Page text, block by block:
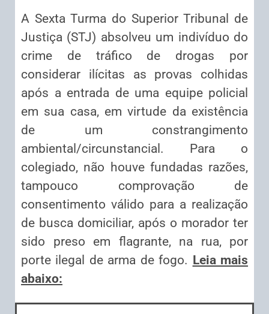
​A Sexta Turma do Superior Tribunal de
Justiça (STJ) absolveu um indivíduo do
crime de tráfico de drogas por
considerar ilícitas as provas colhidas
após a entrada de uma equipe policial
em sua casa, em virtude da existência
de um constrangimento
ambiental/circunstancial. Para o
colegiado, não houve fundadas razões,
tampouco comprovação de
consentimento válido para a realização
de busca domiciliar, após o morador ter
sido preso em flagrante, na rua, por
porte ilegal de arma de fogo. Leia mais
abaixo: